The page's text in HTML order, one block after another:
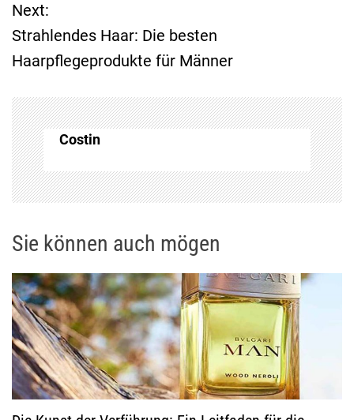
i
t
r
a
g
s
n
a
v
i
g
Next:
Strahlendes Haar: Die besten
Haarpflegeprodukte für Männer
Costin
Sie können auch mögen